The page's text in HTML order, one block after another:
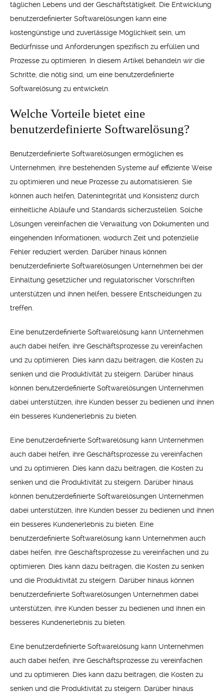
täglichen Lebens und der Geschäftstätigkeit. Die Entwicklung
benutzerdefinierter Softwarelösungen kann eine
kostengünstige und zuverlässige Möglichkeit sein, um
Bedürfnisse und Anforderungen spezifisch zu erfüllen und
Prozesse zu optimieren. In diesem Artikel behandeln wir die
Schritte, die nötig sind, um eine benutzerdefinierte
Softwarelösung zu entwickeln.
Welche Vorteile bietet eine
benutzerdefinierte Softwarelösung?
Benutzerdefinierte Softwarelösungen ermöglichen es
Unternehmen, ihre bestehenden Systeme auf effiziente Weise
zu optimieren und neue Prozesse zu automatisieren. Sie
können auch helfen, Datenintegrität und Konsistenz durch
einheitliche Abläufe und Standards sicherzustellen. Solche
Lösungen vereinfachen die Verwaltung von Dokumenten und
eingehenden Informationen, wodurch Zeit und potenzielle
Fehler reduziert werden. Darüber hinaus können
benutzerdefinierte Softwarelösungen Unternehmen bei der
Einhaltung gesetzlicher und regulatorischer Vorschriften
unterstützen und ihnen helfen, bessere Entscheidungen zu
treffen.
Eine benutzerdefinierte Softwarelösung kann Unternehmen
auch dabei helfen, ihre Geschäftsprozesse zu vereinfachen
und zu optimieren. Dies kann dazu beitragen, die Kosten zu
senken und die Produktivität zu steigern. Darüber hinaus
können benutzerdefinierte Softwarelösungen Unternehmen
dabei unterstützen, ihre Kunden besser zu bedienen und ihnen
ein besseres Kundenerlebnis zu bieten.
Eine benutzerdefinierte Softwarelösung kann Unternehmen
auch dabei helfen, ihre Geschäftsprozesse zu vereinfachen
und zu optimieren. Dies kann dazu beitragen, die Kosten zu
senken und die Produktivität zu steigern. Darüber hinaus
können benutzerdefinierte Softwarelösungen Unternehmen
dabei unterstützen, ihre Kunden besser zu bedienen und ihnen
ein besseres Kundenerlebnis zu bieten. Eine
benutzerdefinierte Softwarelösung kann Unternehmen auch
dabei helfen, ihre Geschäftsprozesse zu vereinfachen und zu
optimieren. Dies kann dazu beitragen, die Kosten zu senken
und die Produktivität zu steigern. Darüber hinaus können
benutzerdefinierte Softwarelösungen Unternehmen dabei
unterstützen, ihre Kunden besser zu bedienen und ihnen ein
besseres Kundenerlebnis zu bieten.
Eine benutzerdefinierte Softwarelösung kann Unternehmen
auch dabei helfen, ihre Geschäftsprozesse zu vereinfachen
und zu optimieren. Dies kann dazu beitragen, die Kosten zu
senken und die Produktivität zu steigern. Darüber hinaus